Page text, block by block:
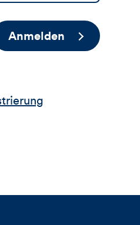
Anmelden